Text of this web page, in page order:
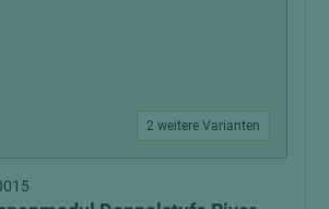
2 weitere Varianten